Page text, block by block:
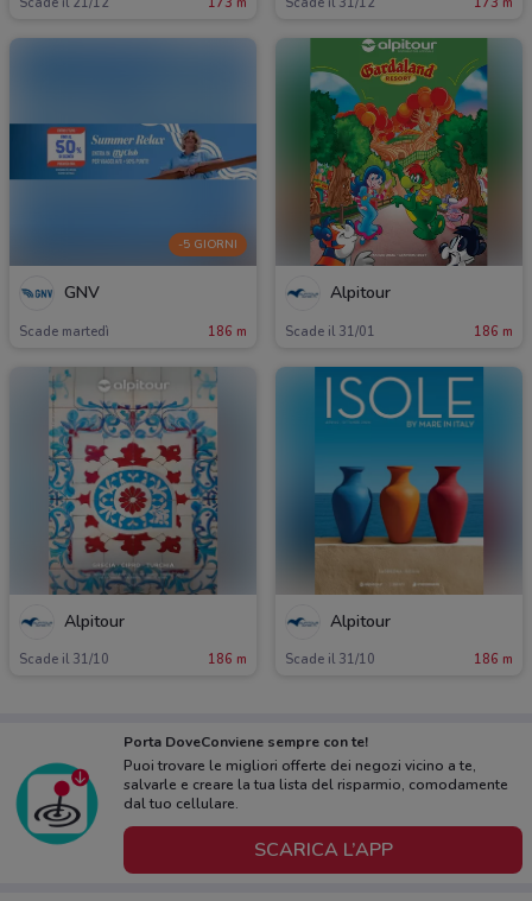
-5 GIORNI
GNV
Scade martedì 186 m
Alpitour
Scade il 31/01 186 m
Alpitour
Scade il 31/10 186 m
Alpitour
Scade il 31/10 186 m
Porta DoveConviene sempre con te!
Puoi trovare le migliori offerte dei negozi vicino a te,
salvarle e creare la tua lista del risparmio, comodamente
dal tuo cellulare.
SCARICA L’APP